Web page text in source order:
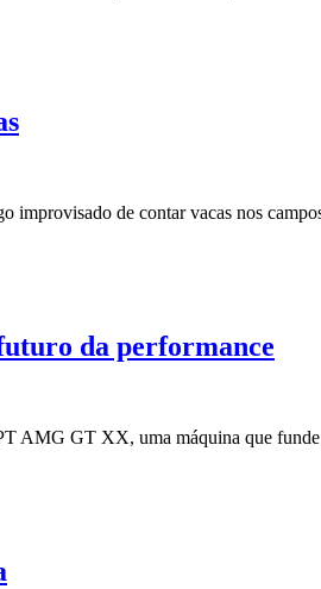
improvisado de contar vacas nos
da performance
AMG GT XX, uma máquina que